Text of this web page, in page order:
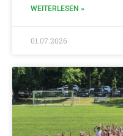
WEITERLESEN »
01.07.2026